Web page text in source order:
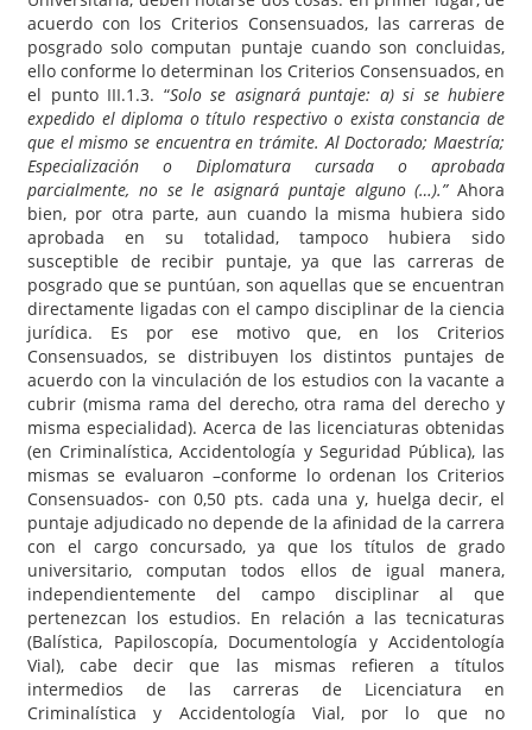
acuerdo con los Criterios Consensuados, las carreras de
posgrado solo computan puntaje cuando son concluidas,
ello conforme lo determinan los Criterios Consensuados, en
el punto III.1.3. “Solo se asignará puntaje: a) si se hubiere
expedido el diploma o título respectivo o exista constancia de
que el mismo se encuentra en trámite. Al Doctorado; Maestría;
Especialización o Diplomatura cursada o aprobada
parcialmente, no se le asignará puntaje alguno (…).” Ahora
bien, por otra parte, aun cuando la misma hubiera sido
aprobada en su totalidad, tampoco hubiera sido
susceptible de recibir puntaje, ya que las carreras de
posgrado que se puntúan, son aquellas que se encuentran
directamente ligadas con el campo disciplinar de la ciencia
jurídica. Es por ese motivo que, en los Criterios
Consensuados, se distribuyen los distintos puntajes de
acuerdo con la vinculación de los estudios con la vacante a
cubrir (misma rama del derecho, otra rama del derecho y
misma especialidad). Acerca de las licenciaturas obtenidas
(en Criminalística, Accidentología y Seguridad Pública), las
mismas se evaluaron –conforme lo ordenan los Criterios
Consensuados- con 0,50 pts. cada una y, huelga decir, el
puntaje adjudicado no depende de la afinidad de la carrera
con el cargo concursado, ya que los títulos de grado
universitario, computan todos ellos de igual manera,
independientemente del campo disciplinar al que
pertenezcan los estudios. En relación a las tecnicaturas
(Balística, Papiloscopía, Documentología y Accidentología
Vial), cabe decir que las mismas refieren a títulos
intermedios de las carreras de Licenciatura en
Criminalística y Accidentología Vial, por lo que no